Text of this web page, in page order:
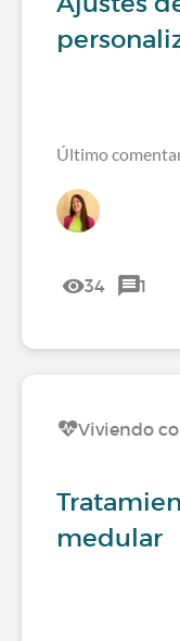
Último
34 1
Viviendo
medular